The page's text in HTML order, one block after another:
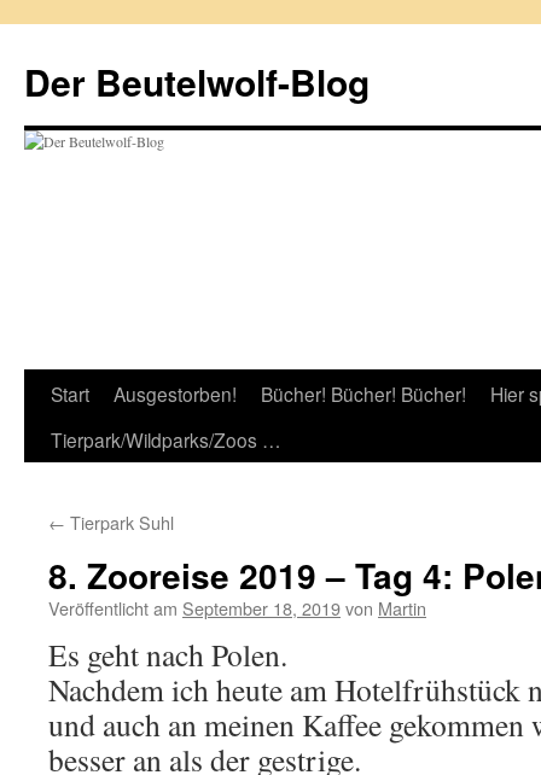
springen
Der Beutelwolf-Blog
Start Ausgestorben! Bücher! Bücher! Bücher!
Hier
Tierpark/Wildparks/Zoos …
← Tierpark Suhl
8. Zooreise 2019 – Tag 4:
Veröffentlicht am September 18, 2019von Martin
Es geht nach Polen.
Nachdem ich heute am Hotelfrühstück
und auch an meinen Kaffee gekommen
besser an als der gestrige.